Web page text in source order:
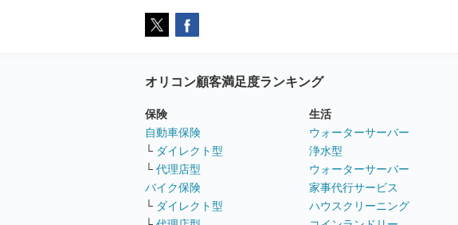
オリコン顧客満足度ランキング
保険
自動車保険
└ ダイレクト型
└ 代理店型
バイク保険
└ ダイレクト型
生活
ウォーターサーバー
浄水型
ウォーターサーバー
家事代行サービス
ハウスクリーニング